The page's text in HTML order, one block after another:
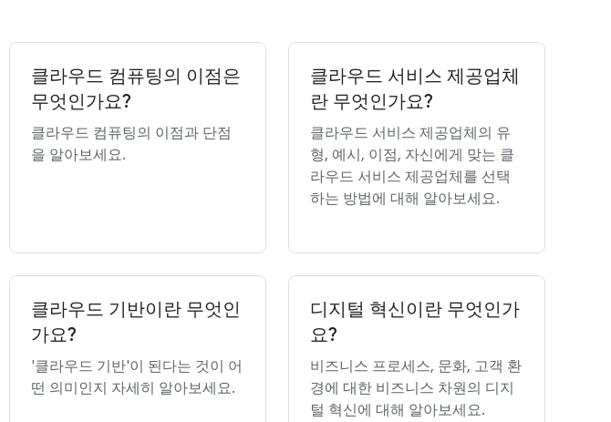
클라우드 컴퓨팅의 이점은
무엇인가요?
클라우드 컴퓨팅의 이점과 단점
을 알아보세요.
클라우드 서비스 제공업체
란 무엇인가요?
클라우드 서비스 제공업체의 유
형, 예시, 이점, 자신에게 맞는 클
라우드 서비스 제공업체를 선택
하는 방법에 대해 알아보세요.
클라우드 기반이란 무엇인
가요?
'클라우드 기반'이 된다는 것이 어
떤 의미인지 자세히 알아보세요.
디지털 혁신이란 무엇인가
요?
비즈니스 프로세스, 문화, 고객 환
경에 대한 비즈니스 차원의 디지
털 혁신에 대해 알아보세요.